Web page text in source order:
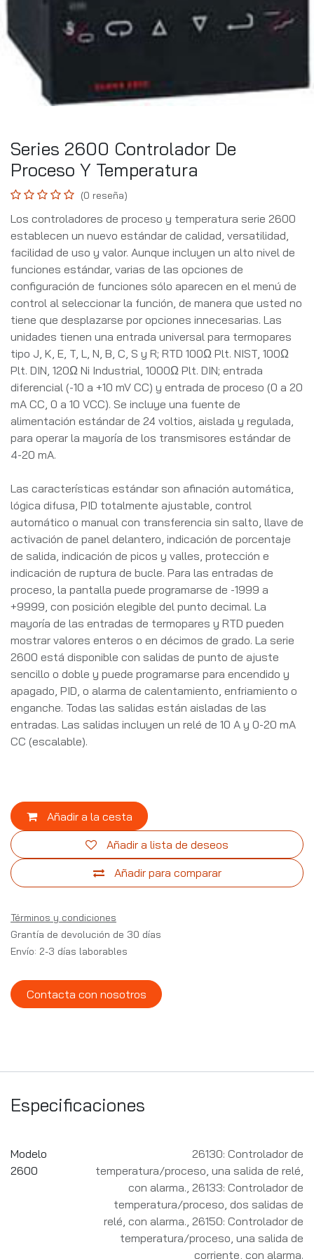
Series 2600 Controlador De
Proceso Y Temperatura
(0 reseña)
Los controladores de proceso y temperatura serie 2600
establecen un nuevo estándar de calidad, versatilidad,
facilidad de uso y valor. Aunque incluyen un alto nivel de
funciones estándar, varias de las opciones de
configuración de funciones sólo aparecen en el menú de
control al seleccionar la función, de manera que usted no
tiene que desplazarse por opciones innecesarias. Las
unidades tienen una entrada universal para termopares
tipo J, K, E, T, L, N, B, C, S y R; RTD 100Ω Plt. NIST, 100Ω
Plt. DIN, 120Ω Ni Industrial, 1000Ω Plt. DIN; entrada
diferencial (-10 a +10 mV CC) y entrada de proceso (0 a 20
mA CC, 0 a 10 VCC). Se incluye una fuente de
alimentación estándar de 24 voltios, aislada y regulada,
para operar la mayoría de los transmisores estándar de
4-20 mA.
Las características estándar son afinación automática,
lógica difusa, PID totalmente ajustable, control
automático o manual con transferencia sin salto, llave de
activación de panel delantero, indicación de porcentaje
de salida, indicación de picos y valles, protección e
indicación de ruptura de bucle. Para las entradas de
proceso, la pantalla puede programarse de -1999 a
+9999, con posición elegible del punto decimal. La
mayoría de las entradas de termopares y RTD pueden
mostrar valores enteros o en décimos de grado. La serie
2600 está disponible con salidas de punto de ajuste
sencillo o doble y puede programarse para encendido y
apagado, PID, o alarma de calentamiento, enfriamiento o
enganche. Todas las salidas están aisladas de las
entradas. Las salidas incluyen un relé de 10 A y 0-20 mA
CC (escalable).
Añadir a la cesta
Añadir para comparar
Añadir a lista de deseos
Términos y condiciones
Grantía de devolución de 30 días
Envío: 2-3 días laborables
Contacta con nosotros
Especificaciones
Modelo
2600
26130: Controlador de
temperatura/proceso, una salida de relé,
con alarma. 26133: Controlador de
temperatura/proceso, dos salidas de
relé, con alarma. 26150: Controlador de
temperatura/proceso, una salida de
corriente, con alarma.